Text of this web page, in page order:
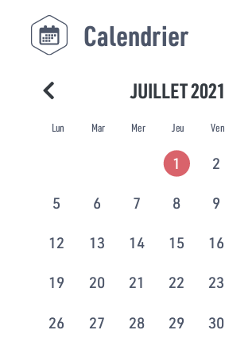
Calendrier
JUILLET 2021
Lun Mar Mer Jeu Ven
1 2
5 6 7 8 9
12 13 14 15 16
19 20 21 22 23
26 27 28 29 30